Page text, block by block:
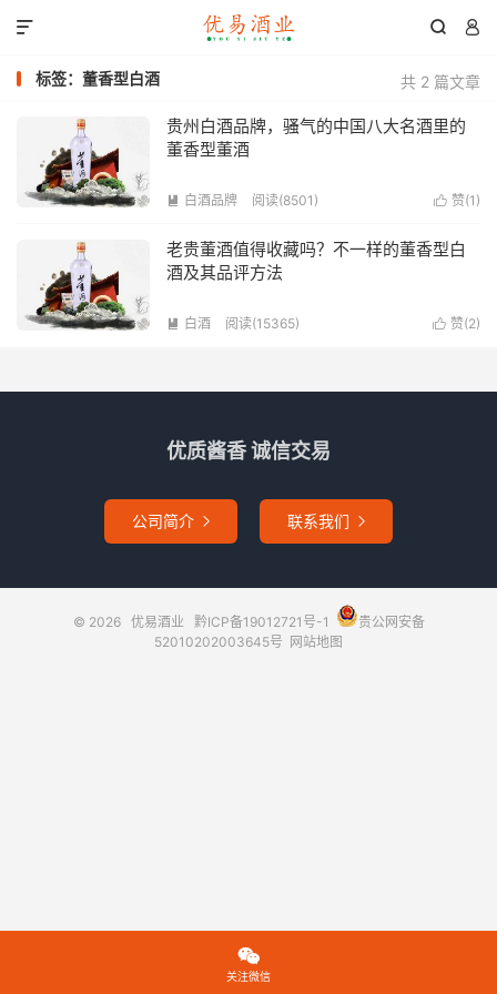
 

共 2 篇文章
标签：董香型白酒
贵州白酒品牌，骚气的中国八大名酒里的
董香型董酒
 赞(1 )
 白酒品牌 阅读(8501)
老贵董酒值得收藏吗？不一样的董香型白
酒及其品评方法
 赞(2)
 白酒 阅读(15365)
优质酱香 诚信交易
公司简介  联系我们 
© 2026 优易酒业 黔ICP备19012721号-1
贵公网安备
52010202003645号 网站地图

关注微信